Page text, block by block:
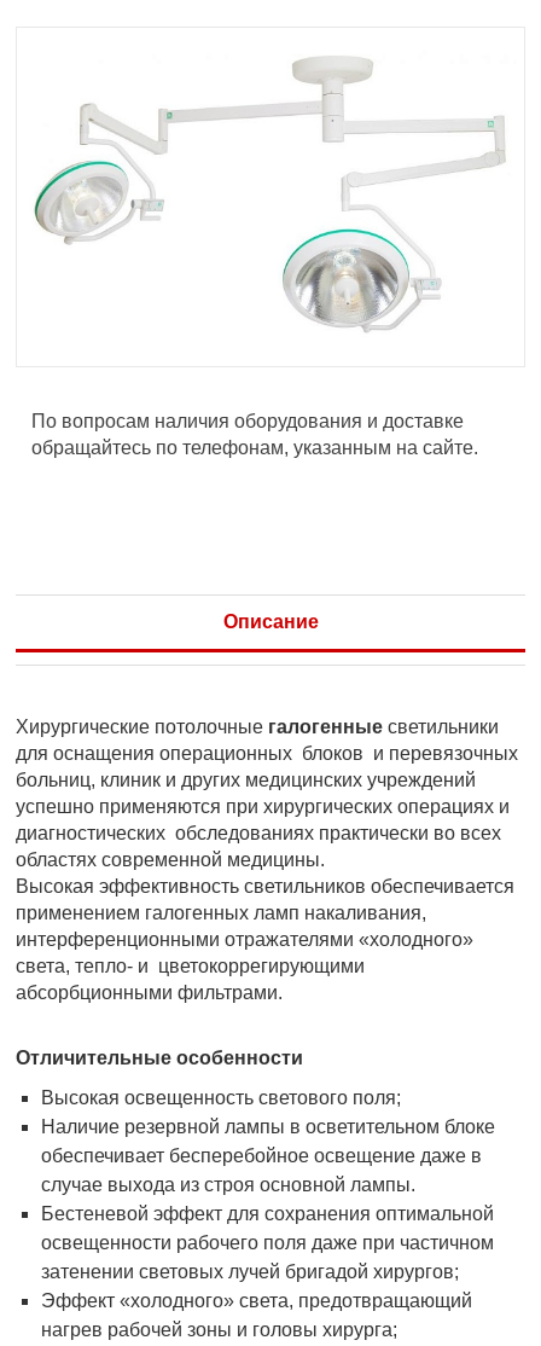
По вопросам наличия оборудования и доставке
обращайтесь по телефонам, указанным на сайте.
Описание
Хирургические потолочные галогенные светильники
для оснащения операционных блоков и перевязочных
больниц, клиник и других медицинских учреждений
успешно применяются при хирургических операциях и
диагностических обследованиях практически во всех
областях современной медицины.
Высокая эффективность светильников обеспечивается
применением галогенных ламп накаливания,
интерференционными отражателями «холодного»
света, тепло- и цветокоррегирующими
абсорбционными фильтрами.
Отличительные особенности
Высокая освещенность светового поля;
Наличие резервной лампы в осветительном блоке
обеспечивает бесперебойное освещение даже в
случае выхода из строя основной лампы.
Бестеневой эффект для сохранения оптимальной
освещенности рабочего поля даже при частичном
затенении световых лучей бригадой хирургов;
Эффект «холодного» света, предотвращающий
нагрев рабочей зоны и головы хирурга;